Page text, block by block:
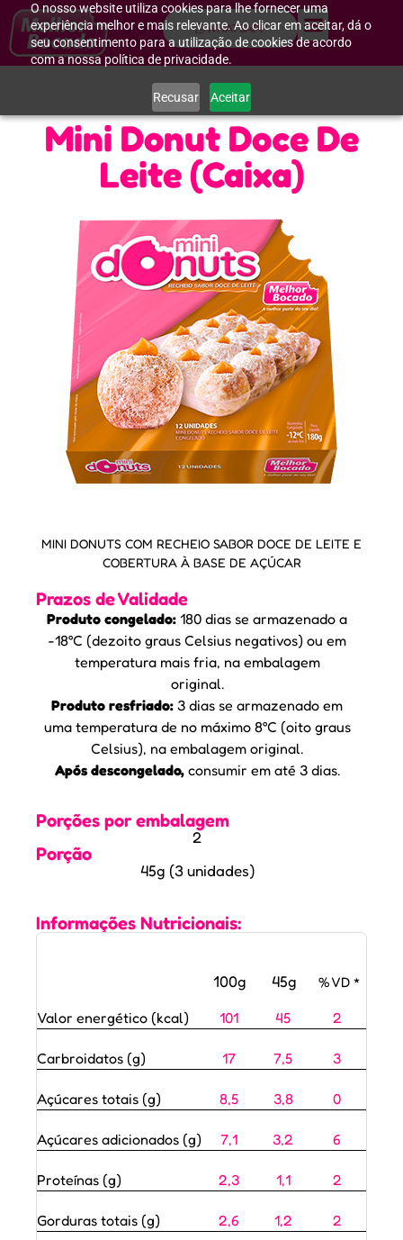
O nosso website utiliza cookies para lhe fornecer uma
experiência melhor e mais relevante. Ao clicar em aceitar, dá o
seu consentimento para a utilização de cookies de acordo
com a nossa política de privacidade.
Recusar Aceitar
WHATSAPP
Mini Donut Doce De
Leite (Caixa)
MINI DONUTS COM RECHEIO SABOR DOCE DE LEITE E
COBERTURA À BASE DE AÇÚCAR
Prazos de Validade
Produto congelado: 180 dias se armazenado a
-18°C (dezoito graus Celsius negativos) ou em
temperatura mais fria, na embalagem
original.
Produto resfriado: 3 dias se armazenado em
uma temperatura de no máximo 8°C (oito graus
Celsius), na embalagem original.
Após descongelado,consumir em até 3 dias.
Porções por embalagem
2
Porção
45g (3 unidades)
Informações Nutricionais:
100g 45g % VD *
Valor energético (kcal) 101 45 2
Carbroidatos (g) 17 7,5 3
Açúcares totais (g) 8,5 3,8 0
Açúcares adicionados (g) 7,1 3,2 6
Proteínas (g) 2,3 1,1 2
Gorduras totais (g) 2,6 1,2 2